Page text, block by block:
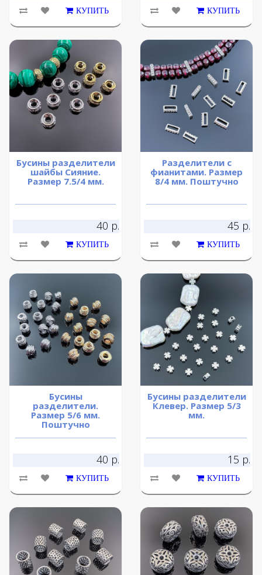
КУПИТЬ КУПИТЬ
Бусины разделители
шайбы Сияние.
Размер 7.5/4 мм.
40 р.
КУПИТЬ
Разделители с
фианитами. Размер
8/4 мм. Поштучно
45 р.
КУПИТЬ
Бусины
разделители.
Размер 5/6 мм.
Поштучно
40 р.
КУПИТЬ
Бусины разделители
Клевер. Размер 5/3
мм.
15 р.
КУПИТЬ